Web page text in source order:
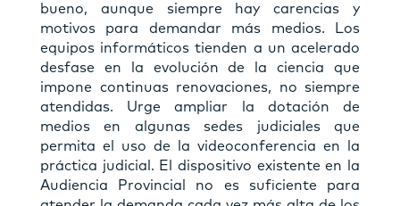
bueno, aunque siempre hay carencias y
motivos para demandar más medios. Los
equipos informáticos tienden a un acelerado
desfase en la evolución de la ciencia que
impone continuas renovaciones, no siempre
atendidas. Urge ampliar la dotación de
medios en algunas sedes judiciales que
permita el uso de la videoconferencia en la
práctica judicial. El dispositivo existente en la
Audiencia Provincial no es suﬁciente para